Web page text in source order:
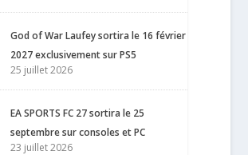
God of War Laufey sortira le 16 février
2027 exclusivement sur PS5
25 juillet 2026
EA SPORTS FC 27 sortira le 25
septembre sur consoles et PC
23 juillet 2026